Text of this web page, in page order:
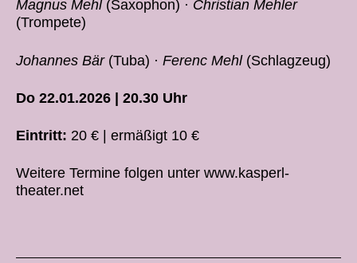
Magnus Mehl(Saxophon) · Christian Mehler
(Trompete)
Johannes Bär(Tuba) · Ferenc Mehl(Schlagzeug)
Do 22.01.2026 | 20.30 Uhr
Eintritt: 20 € | ermäßigt 10 €
Weitere Termine folgen unter www.kasperl-
theater.net